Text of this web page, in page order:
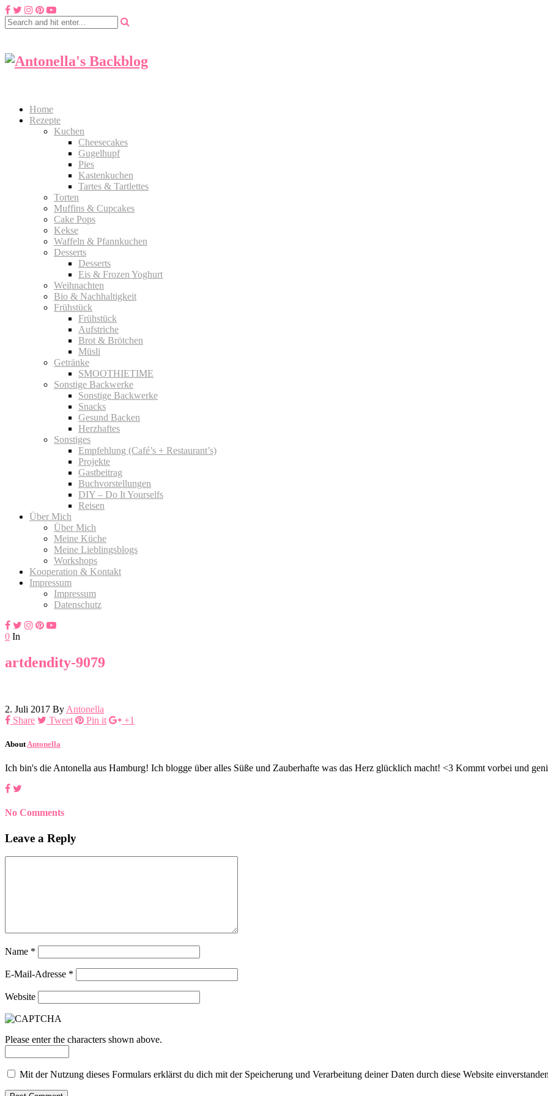
Home
Rezepte
Kuchen
Cheesecakes
Gugelhupf
Pies
Kastenkuchen
Tartes & Tartlettes
Torten
Muffins & Cupcakes
Cake Pops
Kekse
Waffeln & Pfannkuchen
Desserts
Desserts
Eis & Frozen Yoghurt
Weihnachten
Bio & Nachhaltigkeit
Frühstück
Frühstück
Aufstriche
Brot & Brötchen
Müsli
Getränke
SMOOTHIETIME
Sonstige Backwerke
Sonstige Backwerke
Snacks
Gesund Backen
Herzhaftes
Sonstiges
Empfehlung (Café’s + Restaurant’s)
Projekte
Gastbeitrag
Buchvorstellungen
DIY – Do It Yourselfs
Reisen
Über Mich
Über Mich
Meine Küche
Meine Lieblingsblogs
Workshops
Kooperation & Kontakt
Impressum
Impressum
Datenschutz
0 In
artdendity-9079
2. Juli 2017 By Antonella
Share
Tweet Pin it +1
About Antonella
Ich bin's die Antonella aus Hamburg! Ich blogge über alles Süße und Zauberhafte was das Herz glücklich macht! <3 Kommt vorbei und
No Comments
Leave a Reply
Name *
E-Mail-Adresse *
Website
Please enter the characters shown above.
Mit der Nutzung dieses Formulars erklärst du dich mit der Speicherung und Verarbeitung deiner Daten durch diese Website